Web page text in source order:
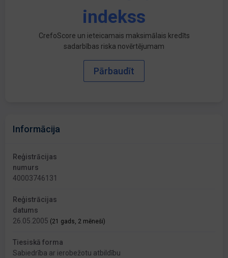
indekss
CrefoScore un ieteicamais maksimālais kredīts
sadarbības riska novērtējumam
Pārbaudīt
Informācija
Reģistrācijas
numurs
40003746131
Reģistrācijas
datums
26.05.2005 (21 gads, 2 mēneši)
Tiesiskā forma
Sabiedrība ar ierobežotu atbildību